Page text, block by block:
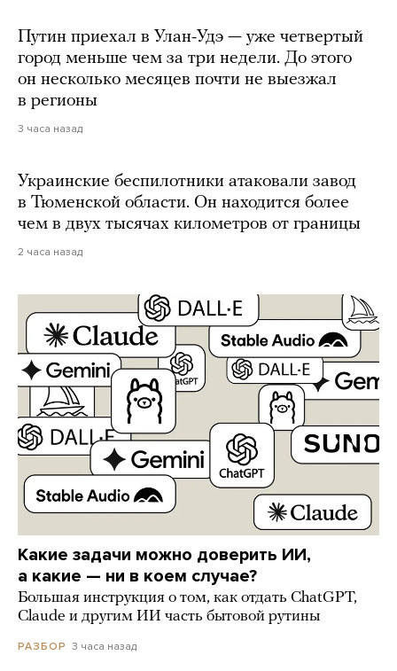
Путин приехал в Улан-Удэ — уже четвертый
город меньше чем за три недели. До этого
он несколько месяцев почти не выезжал
в регионы
3 часа назад
Украинские беспилотники атаковали завод
в Тюменской области. Он находится более
чем в двух тысячах километров от границы
2 часа назад
Какие задачи можно доверить ИИ,
а какие — ни в коем случае?
Большая инструкция о том, как отдать ChatGPT,
Claude и другим ИИ часть бытовой рутины
РАЗБОР 3 часа назад